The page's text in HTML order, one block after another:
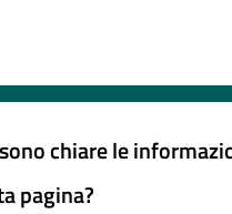
chiare le
pagina?